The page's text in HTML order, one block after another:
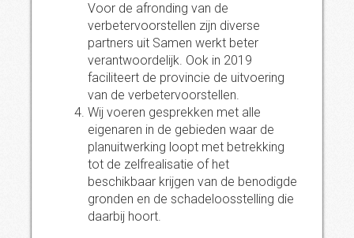
Voor de afronding van de
verbetervoorstellen zijn diverse
partners uit Samen werkt beter
verantwoordelijk. Ook in 2019
faciliteert de provincie de uitvoering
van de verbetervoorstellen.
Wij voeren gesprekken met alle
eigenaren in de gebieden waar de
planuitwerking loopt met betrekking
tot de zelfrealisatie of het
beschikbaar krijgen van de benodigde
gronden en de schadeloosstelling die
daarbij hoort.